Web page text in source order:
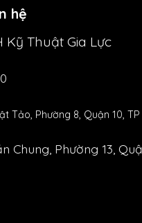
hệ
Kỹ Thuật Gia Lực
Tảo, Phường 8, Quận 10, TP
Chung, Phường 13,